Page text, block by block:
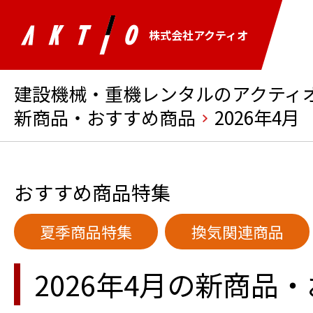
株式会社アクティオ
建設機械・重機レンタルのアクティ
新商品・おすすめ商品
2026年4月
おすすめ商品特集
夏季商品特集 換気関連商品
2026年4月の新商品